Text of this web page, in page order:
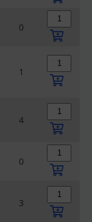
0
1
4
0
3